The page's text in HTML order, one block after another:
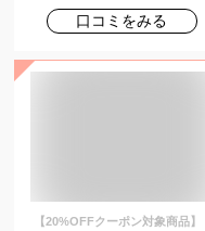
シャツ レギンス 大きいサイズ 紫
外線対策 体型カバー サーフィン
水浴 サウナ
口コミをみる
【20%OFFクーポン対象商品】